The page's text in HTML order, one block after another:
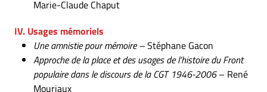
Marie-Claude Chaput
IV. Usages mémoriels
Une amnistie pour mémoire –Stéphane Gacon
Approche de la place et des usages de l’histoire du Front
populaire dans le discours de la CGT 1946-2006– René
Mouriaux